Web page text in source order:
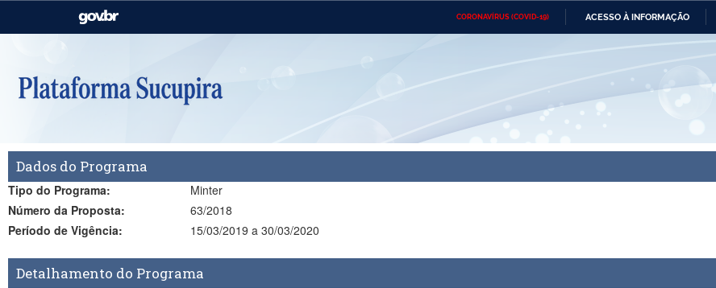
CORONAVÍRUS (COVID-19) ACESSO À INFORMAÇÃO
Casa Civil Ministério das Relações
Pecuária e Abastecimento
Ministério do Desenvolvimento
Secretaria de Governo
Institucional
Dados do Programa
Tipo do Programa:
Minter
Número da Proposta:
63/2018
Período de Vigência:
15/03/2019 a 30/03/2020
Detalhamento do Programa